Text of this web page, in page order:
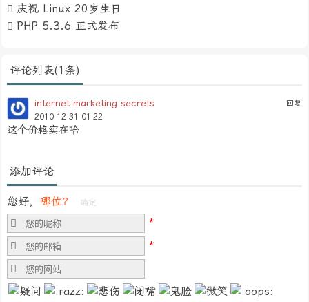
庆祝 Linux 20岁生日
PHP 5.3.6 正式发布
评论列表(1条)
回复
internet marketing secrets
2010-12-31 01:22
这个价格实在哈
添加评论
您好， 哪位？ 确定